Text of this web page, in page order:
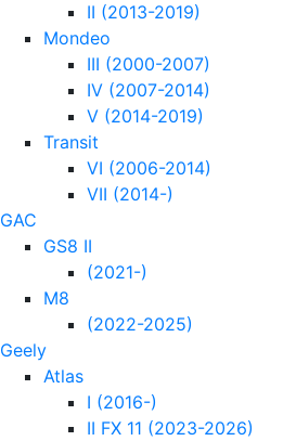
II (2013-2019)
Mondeo
III (2000-2007)
IV (2007-2014)
V (2014-2019)
Transit
VI (2006-2014)
VII (2014-)
GAC
GS8 II
(2021-)
M8
(2022-2025)
Geely
Atlas
I (2016-)
II FX 11 (2023-2026)